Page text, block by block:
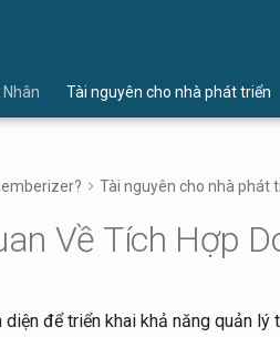
Tài nguyên cho nhà phát triển
Tài nguyên cho nhà phát
Về Tích Hợp
diện để triển khai khả năng quản